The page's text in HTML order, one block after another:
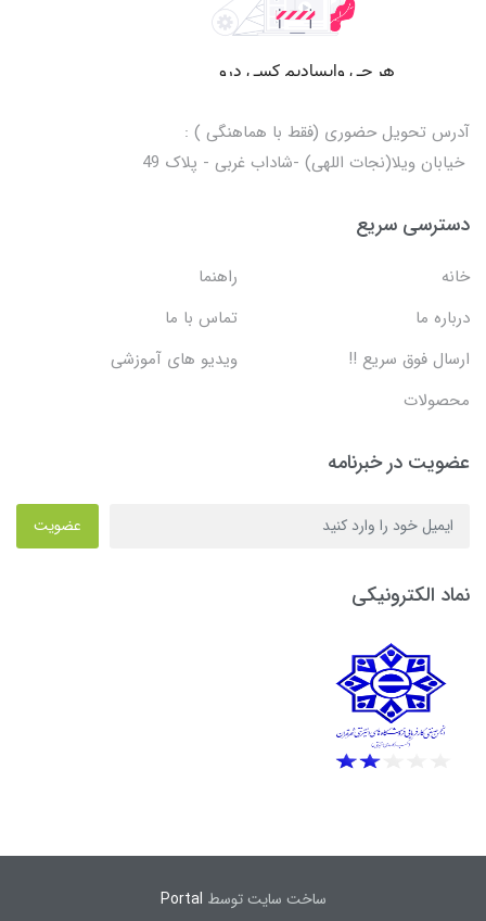
آدرس تحویل حضوری (فقط با هماهنگی ) :
خیابان ویلا(نجات اللهی) -شاداب غربی - پلاک 49
دسترسی سریع
خانه
راهنما
درباره ما
تماس با ما
ارسال فوق سریع !!
ویدیو های آموزشی
محصولات
عضویت در خبرنامه
عضویت
نماد الکترونیکی
ساخت سایت توسط Portal